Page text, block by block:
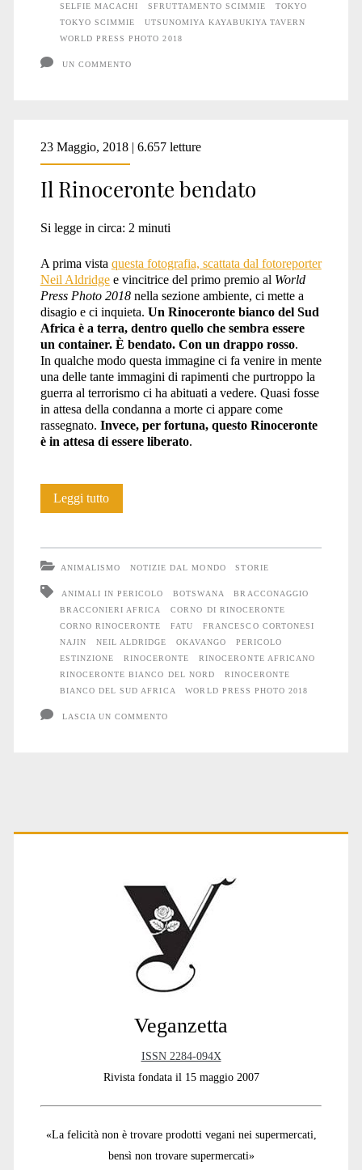
SELFIE MACACHI
SFRUTTAMENTO SCIMMIE
TOKYO
TOKYO SCIMMIE
UTSUNOMIYA KAYABUKIYA TAVERN
WORLD PRESS PHOTO 2018
UN COMMENTO
23 Maggio, 2018 | 6.657 letture
Il Rinoceronte bendato
Si legge in circa: 2 minuti
A prima vista questa fotografia, scattata dal fotoreporter
Neil Aldridgee vincitrice del primo premio al World
Press Photo 2018nella sezione ambiente, ci mette a
disagio e ci inquieta. Un Rinoceronte bianco del Sud
Africa è a terra, dentro quello che sembra essere
un container. È bendato. Con un drappo rosso.
In qualche modo questa immagine ci fa venire in mente
una delle tante immagini di rapimenti che purtroppo la
guerra al terrorismo ci ha abituati a vedere. Quasi fosse
in attesa della condanna a morte ci appare come
rassegnato. Invece, per fortuna, questo Rinoceronte
è in attesa di essere liberato.
Leggi tuttoIl
ANIMALISMO NOTIZIE DAL MONDO STORIE
ANIMALI IN PERICOLO BOTSWANA
BRACCONAGGIO
BRACCONIERI AFRICA
CORNO DI RINOCERONTE
CORNO RINOCERONTE
FATU
FRANCESCO CORTONESI
NAJIN
NEIL ALDRIDGE OKAVANGO
PERICOLO
ESTINZIONE
RINOCERONTE
RINOCERONTE AFRICANO
RINOCERONTE BIANCO DEL NORD
RINOCERONTE
BIANCO DEL SUD AFRICA
WORLD PRESS PHOTO 2018
LASCIA UN COMMENTO
Primary
Veganzetta
ISSN 2284-094X
Rivista fondata il 15 maggio 2007
«La felicità non è trovare prodotti vegani nei supermercati,
bensì non trovare supermercati»